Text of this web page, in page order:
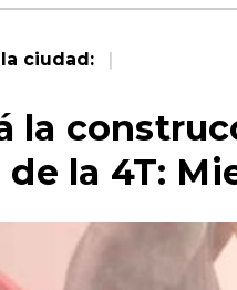
ciudad: |
la
la 4T: